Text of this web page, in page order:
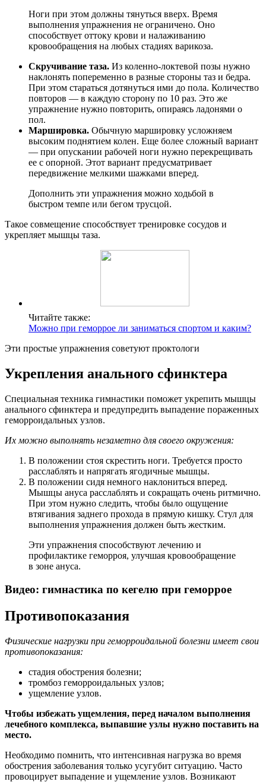
Ноги при этом должны тянуться вверх. Время
выполнения упражнения не ограничено. Оно
способствует оттоку крови и налаживанию
кровообращения на любых стадиях варикоза.
Скручивание таза. Из коленно-локтевой позы нужно
наклонять попеременно в разные стороны таз и бедра.
При этом стараться дотянуться ими до пола. Количество
повторов — в каждую сторону по 10 раз. Это же
упражнение нужно повторить, опираясь ладонями о
пол.
Маршировка. Обычную маршировку усложняем
высоким поднятием колен. Еще более сложный вариант
— при опускании рабочей ноги нужно перекрещивать
ее с опорной. Этот вариант предусматривает
передвижение мелкими шажками вперед.
Дополнить эти упражнения можно ходьбой в
быстром темпе или бегом трусцой.
Такое совмещение способствует тренировке сосудов и
укрепляет мышцы таза.
Читайте также:
Можно при геморрое ли заниматься спортом и каким?
Эти простые упражнения советуют проктологи
Укрепления анального сфинктера
Специальная техника гимнастики поможет укрепить мышцы
анального сфинктера и предупредить выпадение пораженных
геморроидальных узлов.
Их можно выполнять незаметно для своего окружения:
В положении стоя скрестить ноги. Требуется просто
расслаблять и напрягать ягодичные мышцы.
В положении сидя немного наклониться вперед.
Мышцы ануса расслаблять и сокращать очень ритмично.
При этом нужно следить, чтобы было ощущение
втягивания заднего прохода в прямую кишку. Стул для
выполнения упражнения должен быть жестким.
Эти упражнения способствуют лечению и
профилактике геморроя, улучшая кровообращение
в зоне ануса.
Видео: гимнастика по кегелю при геморрое
Противопоказания
Физические нагрузки при геморроидальной болезни имеет свои
противопоказания:
стадия обострения болезни;
тромбоз геморроидальных узлов;
ущемление узлов.
Чтобы избежать ущемления, перед началом выполнения
лечебного комплекса, выпавшие узлы нужно поставить на
место.
Необходимо помнить, что интенсивная нагрузка во время
обострения заболевания только усугубит ситуацию. Часто
провоцирует выпадение и ущемление узлов. Возникают